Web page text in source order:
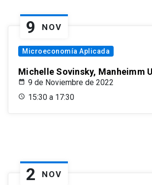
9 NOV
Microeconomía Aplicada
Michelle Sovinsky, Manheimm
9 de Noviembre de 2022
15:30 a 17:30
2 NOV